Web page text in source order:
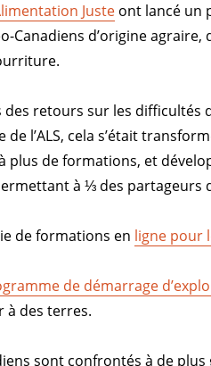
Juste ont lancé un
Canadiens d’origine
des retours sur les
de l’ALS, cela s’était
plus de formations, et
à ⅓ des partageurs
de formations en ligne pour
de démarrage
à des terres.
sont confrontés à de